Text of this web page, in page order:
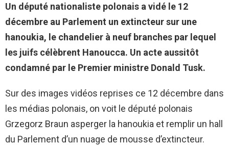
Un député nationaliste polonais a vidé le 12
décembre au Parlement un extincteur sur une
hanoukia, le chandelier à neuf branches par lequel
les juifs célèbrent Hanoucca. Un acte aussitôt
condamné par le Premier ministre Donald Tusk.
Sur des images vidéos reprises ce 12 décembre dans
les médias polonais, on voit le député polonais
Grzegorz Braun asperger la hanoukia et remplir un hall
du Parlement d’un nuage de mousse d’extincteur.